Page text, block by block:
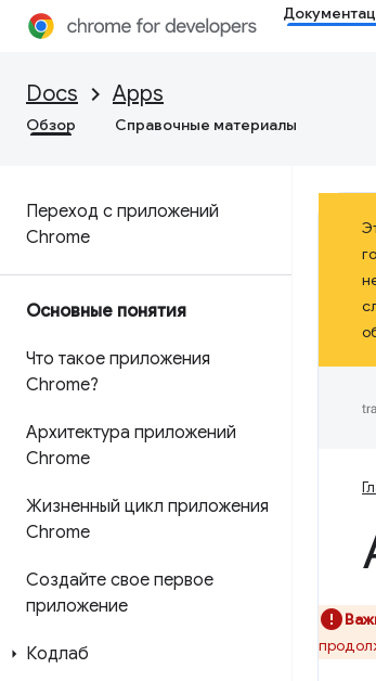
Docs Apps
Обзор Справочные материалы
Переход с приложений
Chrome
Основные понятия
Что такое приложения
Chrome?
Архитектура приложений
Chrome
Жизненный цикл приложения
Chrome
Создайте свое первое
приложение
Кодлаб